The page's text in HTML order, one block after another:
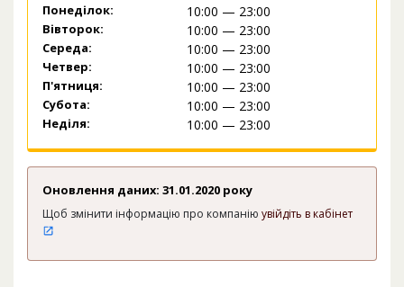
Понеділок: 10:00 — 23:00
Вівторок: 10:00 — 23:00
Середа: 10:00 — 23:00
Четвер: 10:00 — 23:00
П'ятниця: 10:00 — 23:00
Субота: 10:00 — 23:00
Неділя: 10:00 — 23:00
Оновлення даних: 31.01.2020 року
Щоб змінити інформацію про компанію увійдіть в кабінет